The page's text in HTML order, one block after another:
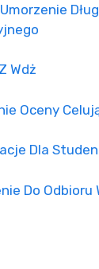
Wdż
Oceny
Dla
Do Odbioru